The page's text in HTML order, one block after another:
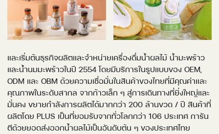
และเริ่มต้นธุรกิจผลิตและจำหน่ายเครื่องดื่มน้ำผลไม้ น้ำมะพร้าว
และน้ำนมมะพร้าวในปี 2554 โดยมีบริการในรูปแบบของ OEM,
ODM และ OBM ด้วยความเชื่อมั่นในสินค้าของไทยที่มีคุณค่าและ
คุณภาพในระดับสากล จากก้าวเล็ก ๆ สู่การเดินทางที่ยิ่งใหญ่และ
มั่นคง ขยายกำลังการผลิตได้มากกว่า 200 ล้านขวด / ปี สินค้าที่
ผลิตโดย PLUS เป็นที่ยอมรับจากทั่วโลกกว่า 106 ประเทศ การัน
ตีด้วยยอดส่งออกน้ำผลไม้เป็นอันดับต้น ๆ ของประเทศไทย